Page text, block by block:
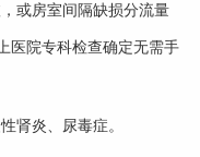
或房室间隔缺损分流量
医院专科检查确定无需手
肾炎、尿毒症。